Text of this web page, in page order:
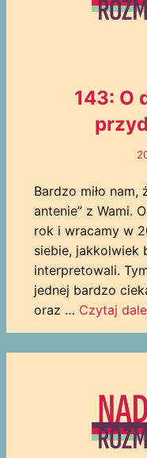
143: O
Bardzo miło nam,
antenie” z Wami.
rok i wracamy w
siebie, jakkolwiek
interpretowali.
jednej bardzo
oraz … Czytaj